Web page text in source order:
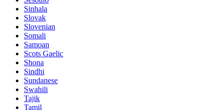
Sinhala
Slovak
Slovenian
Somali
Samoan
Scots Gaelic
Shona
Sindhi
Sundanese
Swahili
Tajik
Tamil